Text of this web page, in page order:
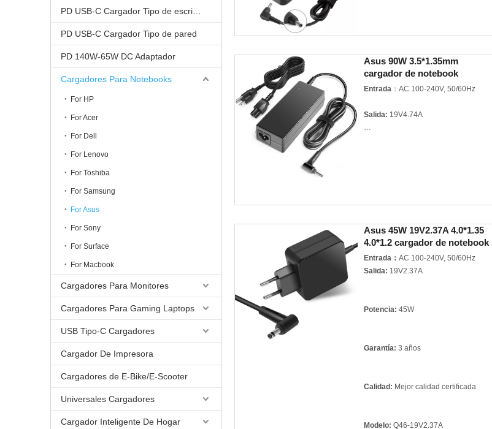
PD USB-C Cargador Tipo de pared
PD 140W-65W DC Adaptador
Cargadores Para Notebooks
For HP
For Acer
For Dell
For Lenovo
For Toshiba
For Samsung
For Asus
For Sony
For Surface
For Macbook
Cargadores Para Monitores
Cargadores Para Gaming Laptops
USB Tipo-C Cargadores
Cargador De Impresora
Cargadores de E-Bike/E-Scooter
Universales Cargadores
Cargador Inteligente De Hogar
Modelo:A190-19.5V9.23A 5.5*2.5mm
Asus 90W 3.5*1.35mm
cargador de notebook
Entrada ：AC 100-240V, 50/60Hz
Salida: 19V4.74A
3.5*1.35mm
Marca del producto:For ASUS
Asus 45W 19V2.37A 4.0*1.35
4.0*1.2 cargador de notebook
Entrada： AC 100-240V, 50/60Hz
Salida: 19V2.37A
Potencia: 45W
Garantía: 3 años
Calidad: Mejor calidad certificada
Modelo: Q46-19V2.37A